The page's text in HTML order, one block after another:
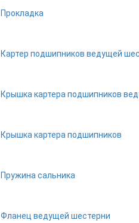
Прокладка
Картер подшипников ведущей
Крышка картера подшипников
Крышка картера подшипников
Пружина сальника
Фланец ведущей шестерни